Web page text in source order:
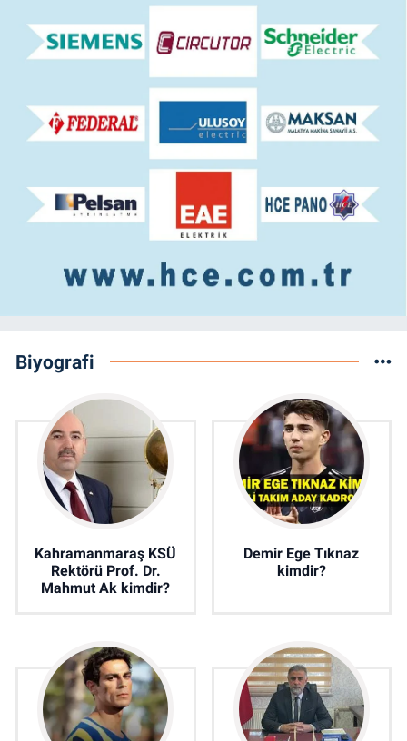
Biyografi
Kahramanmaraş KSÜ
Rektörü Prof. Dr.
Mahmut Ak kimdir?
Demir Ege Tıknaz
kimdir?